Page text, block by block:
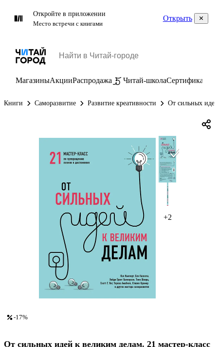
Откройте в приложении
Место встречи с книгами
Открыть
МагазиныАкцииРаспродажа Читай-школаСертификаты
Книги Саморазвитие Развитие креативности От сильных
+2
-17%
От сильных идей к великим делам. 21 мастер-класс